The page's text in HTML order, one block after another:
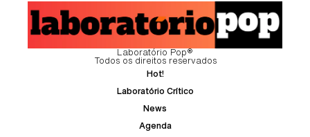
Laboratório Pop®
Todos os direitos reservados
Hot!
Laboratório Crítico
News
Agenda